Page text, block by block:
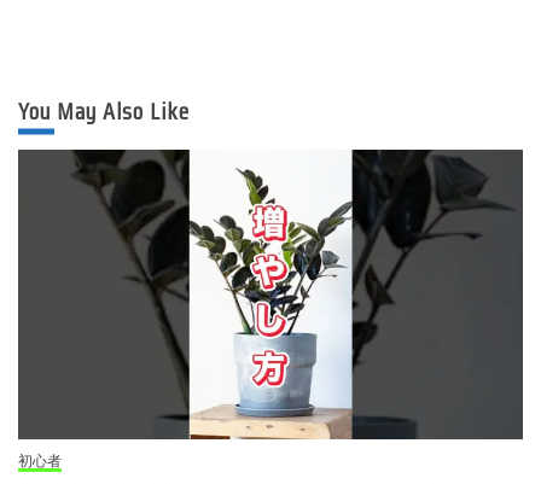
You May Also Like
初心者